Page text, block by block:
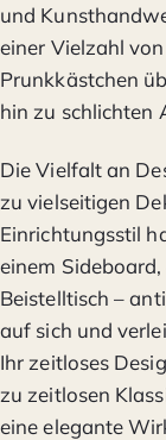
und
einer Vielzahl
Prunkkästchen
hin zu schlichten
Die Vielfalt an
zu vielseitigen
Einrichtungsstil
einem
Beistelltisch –
auf sich und
Ihr zeitloses
zu zeitlosen
eine elegante